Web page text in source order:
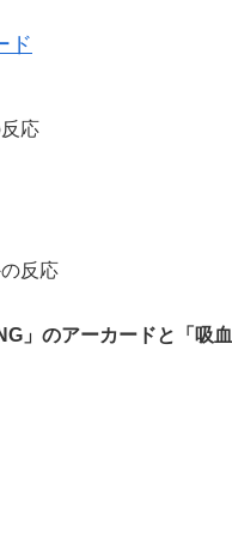
応
反応
」のアーカードと「吸